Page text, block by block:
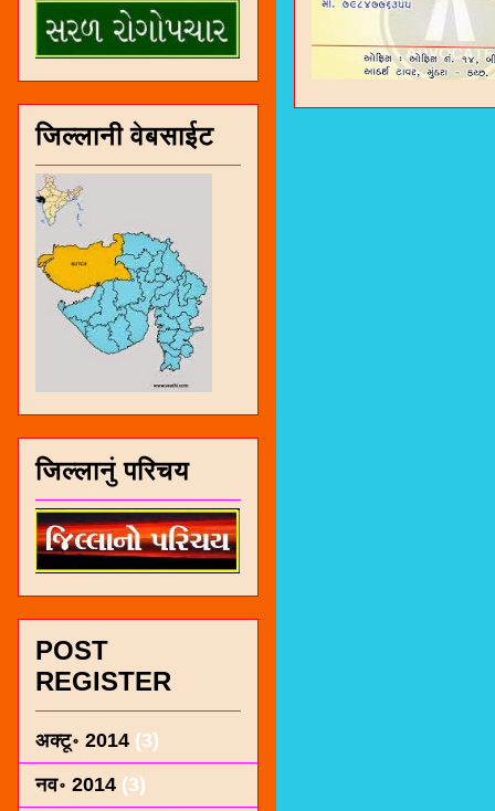
जिल्लानी वेबसाईट
जिल्लानुं परिचय
POST
REGISTER
अक्टू॰ 2014 (3)
नव॰ 2014 (3)